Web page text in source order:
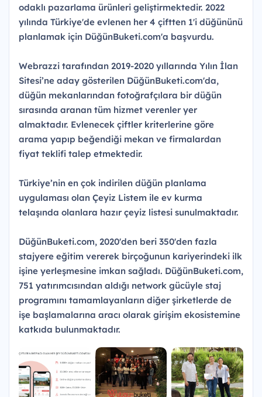
odaklı pazarlama ürünleri geliştirmektedir. 2022
yılında Türkiye'de evlenen her 4 çiftten 1'i düğününü
planlamak için DüğünBuketi.com'a başvurdu.
Webrazzi tarafından 2019-2020 yıllarında Yılın İlan
Sitesi’ne aday gösterilen DüğünBuketi.com'da,
düğün mekanlarından fotoğrafçılara bir düğün
sırasında aranan tüm hizmet verenler yer
almaktadır. Evlenecek çiftler kriterlerine göre
arama yapıp beğendiği mekan ve firmalardan
fiyat teklifi talep etmektedir.
Türkiye’nin en çok indirilen düğün planlama
uygulaması olan Çeyiz Listem ile ev kurma
telaşında olanlara hazır çeyiz listesi sunulmaktadır.
DüğünBuketi.com, 2020'den beri 350'den fazla
stajyere eğitim vererek birçoğunun kariyerindeki ilk
işine yerleşmesine imkan sağladı. DüğünBuketi.com,
751 yatırımcısından aldığı network gücüyle staj
programını tamamlayanların diğer şirketlerde de
işe başlamalarına aracı olarak girişim ekosistemine
katkıda bulunmaktadır.